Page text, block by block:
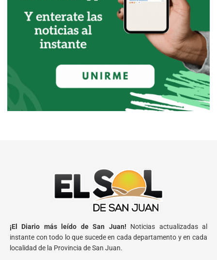
¡El Diario más leído de San Juan! Noticias actualizadas al
instante con todo lo que sucede en cada departamento y en cada
localidad de la Provincia de San Juan.